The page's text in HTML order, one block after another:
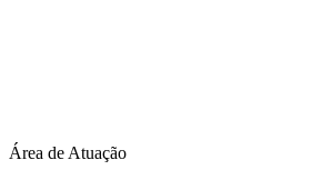
Área de Atuação